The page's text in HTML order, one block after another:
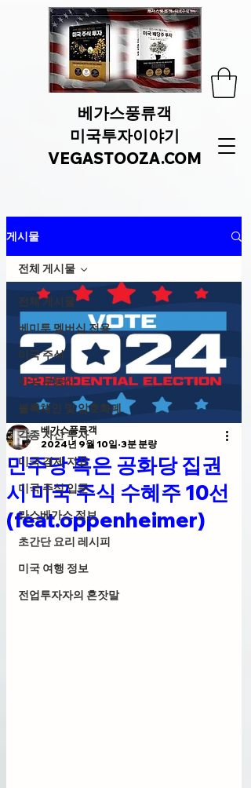
베가스풍류객
미국투자이야기
VEGASTOOZA.COM
게시물
전체 게시물
베미투 멤버십 전용
미국 주식
미국 부동산
블록체인 및 암호화폐
각종 자산 투자
미국 경제 지표
미국 주식 입문
라스베가스 정보
초간단 요리 레시피
미국 여행 정보
전업투자자의 혼잣말
전체 게시물
민주당 혹은 공화당 집권
시 미국 주식 수혜주 10선
(feat.oppenheimer)
베가스풍류객
2024년 9월 10일 3분 분량